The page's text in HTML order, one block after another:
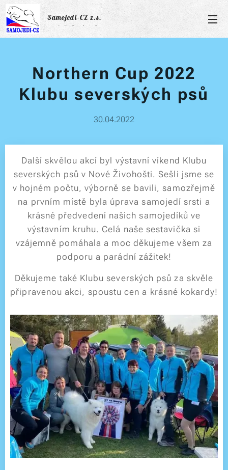
Samojedi-CZ z.s.
společně s úsměvem
Northern Cup 2022
Klubu severských psů
30.04.2022
Další skvělou akcí byl výstavní víkend Klubu
severských psů v Nové Živohošti. Sešli jsme se
v hojném počtu, výborně se bavili, samozřejmě
na prvním místě byla úprava samojedí srsti a
krásné předvedení našich samojedíků ve
výstavním kruhu. Celá naše sestavička si
vzájemně pomáhala a moc děkujeme všem za
podporu a parádní zážitek!
Děkujeme také Klubu severských psů za skvěle
připravenou akci, spoustu cen a krásné kokardy!